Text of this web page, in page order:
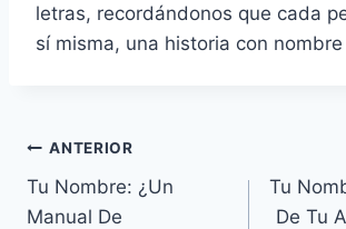
letras, recordándonos que cada
sí misma, una historia con
Navegación
de
ANTERIOR
Tu Nombre: ¿Un
Manual De
Tu
De Tu